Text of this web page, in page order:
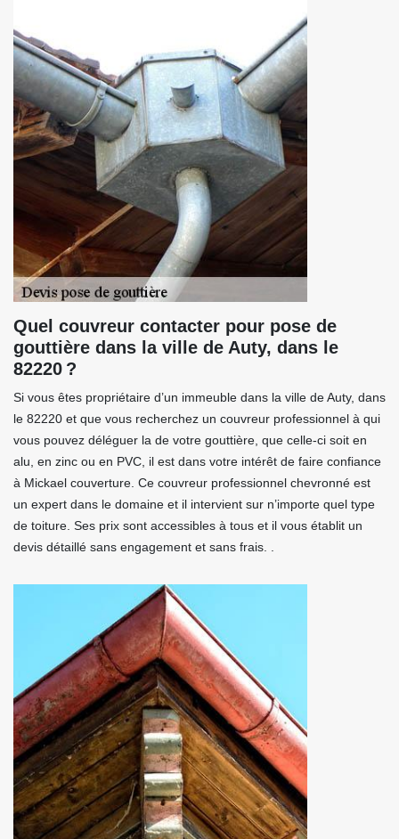
Quel couvreur contacter pour pose de
gouttière dans la ville de Auty, dans le
82220 ?
Si vous êtes propriétaire d’un immeuble dans la ville de Auty, dans
le 82220 et que vous recherchez un couvreur professionnel à qui
vous pouvez déléguer la de votre gouttière, que celle-ci soit en
alu, en zinc ou en PVC, il est dans votre intérêt de faire confiance
à Mickael couverture. Ce couvreur professionnel chevronné est
un expert dans le domaine et il intervient sur n’importe quel type
de toiture. Ses prix sont accessibles à tous et il vous établit un
devis détaillé sans engagement et sans frais. .